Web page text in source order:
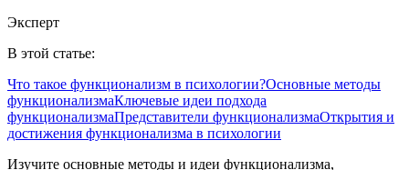
Эксперт
В этой статье:
Что такое функционализм в психологии?Основные методы
функционализмаКлючевые идеи подхода
функционализмаПредставители функционализмаОткрытия и
достижения функционализма в психологии
Изучите основные методы и идеи функционализма,